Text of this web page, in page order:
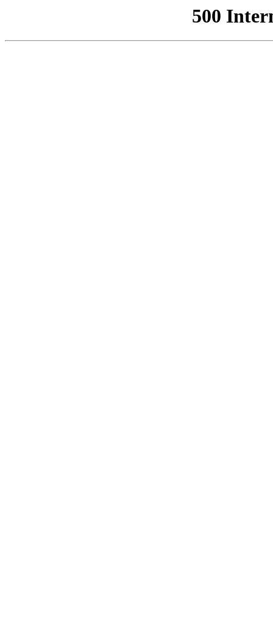
500